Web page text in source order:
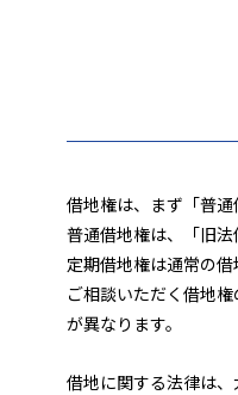
借地権は、まず「普通
普通借地権は、「旧法
定期借地権は通常の
ご相談いただく借地
が異なります。
借地に関する法律は